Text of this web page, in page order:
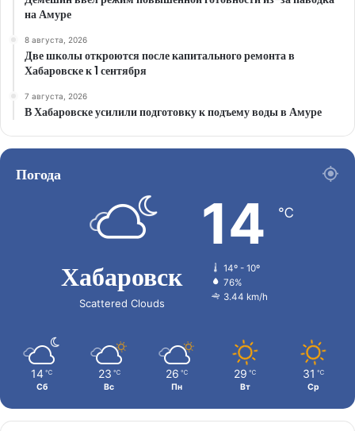
на Амуре
8 августа, 2026
Две школы откроются после капитального ремонта в
Хабаровске к 1 сентября
7 августа, 2026
В Хабаровске усилили подготовку к подъему воды в Амуре
Погода
Хабаровск
Scattered Clouds
14 ℃
14º - 10º
76%
3.44 km/h
14 ℃
Сб
23 ℃
Вс
26 ℃
Пн
29 ℃
Вт
31 ℃
Ср